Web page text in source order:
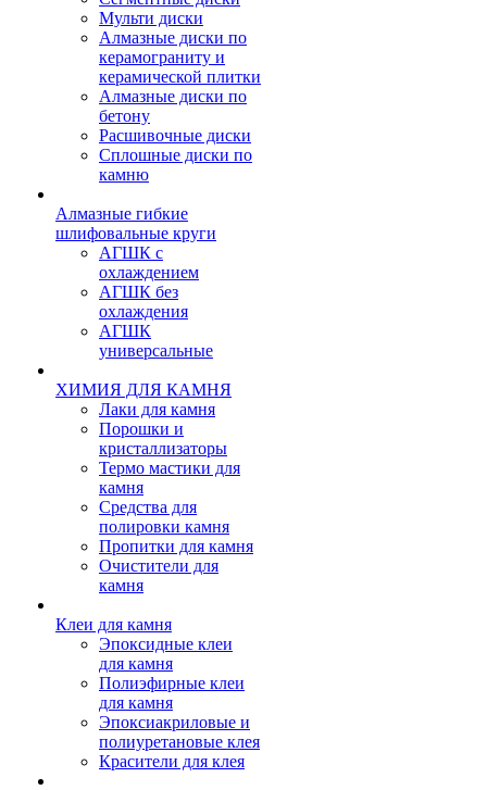
Мульти диски
Алмазные диски по
керамограниту и
керамической плитки
Алмазные диски по
бетону
Расшивочные диски
Сплошные диски по
камню
Алмазные гибкие
шлифовальные круги
АГШК с
охлаждением
АГШК без
охлаждения
АГШК
универсальные
ХИМИЯ ДЛЯ КАМНЯ
Лаки для камня
Порошки и
кристаллизаторы
Термо мастики для
камня
Средства для
полировки камня
Пропитки для камня
Очистители для
камня
Клеи для камня
Эпоксидные клеи
для камня
Полиэфирные клеи
для камня
Эпоксиакриловые и
полиуретановые клея
Красители для клея